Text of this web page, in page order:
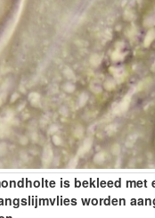
is bekleed
worden